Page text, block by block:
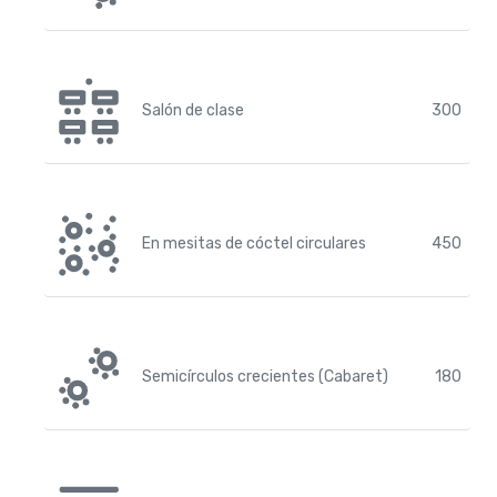
Salón de clase 300
En mesitas de cóctel circulares 450
Semicírculos crecientes (Cabaret) 180